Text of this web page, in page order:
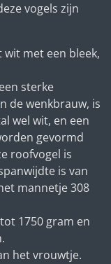
vogels zijn
met een bleek,
sterke
de wenkbrauw, is
wel wit, en een
gevormd
roofvogel is
is van
mannetje 308
1750 gram en
het vrouwtje.